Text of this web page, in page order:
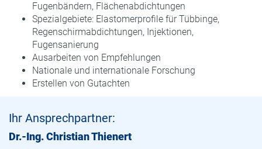
Fugenbändern, Flächenabdichtungen
Spezialgebiete: Elastomerprofile für Tübbinge,
Regenschirmabdichtungen, Injektionen,
Fugensanierung
Ausarbeiten von Empfehlungen
Nationale und internationale Forschung
Erstellen von Gutachten
Ihr Ansprechpartner:
Dr.-Ing. Christian Thienert